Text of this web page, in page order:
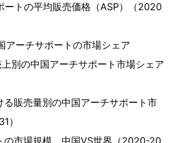
ートの平均販売価格（ASP）（2020
アーチサポートの市場シェア
上別の中国アーチサポート市場シェア
る販売量別の中国アーチサポート市
）
の市場規模、中国VS世界（2020-20